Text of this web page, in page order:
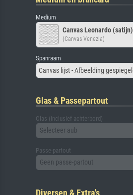
Medium
Canvas Leonardo (satijn)
(Canvas Venezia)
Spanraam
Glas & Passepartout
Glas (inclusief achterbord)
Selecteer aub
Passe-partout
Geen passe-partout
Diversen & Extra's